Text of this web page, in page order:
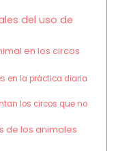
del uso de
en los circos
en la práctica diaria
los circos que no
de los animales